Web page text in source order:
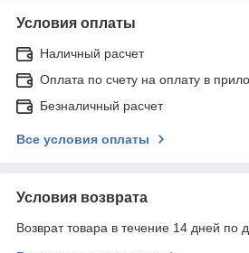
Условия оплаты
Наличный расчет
Оплата по счету на оплату в
Безналичный расчет
Все условия оплаты
Условия возврата
Возврат товара в течение 14 дней по